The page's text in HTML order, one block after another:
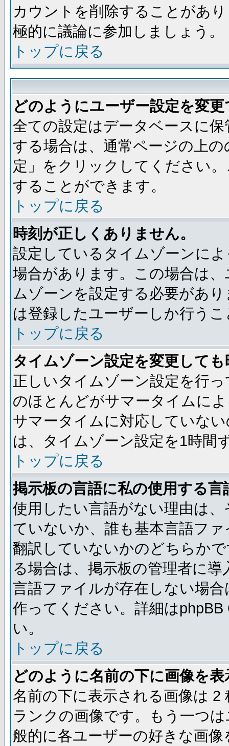
カウントを削除することがあ
極的に議論に参加しましょう。
トップに戻る
どのようにユーザー設定を変
全ての設定はデータベースに
する場合は、通常ページの上
定」をクリックしてください
することができます。
トップに戻る
時刻が正しくありません。
設定しているタイムゾーンに
場合があります。この場合は
ムゾーンを設定する必要があ
は登録したユーザーしか行う
トップに戻る
タイムゾーン設定を変更して
正しいタイムゾーン設定を行
のほとんどがサマータイムに
サマータイムに対応していな
は、タイムゾーン設定を1時間
トップに戻る
掲示板の言語に私の使用する
使用したい言語がない理由は
ていないか、誰も基本言語フ
翻訳していないかのどちらか
る場合は、掲示板の管理者に
言語ファイルが存在しない場
作ってください。詳細は
い。
トップに戻る
どのように名前の下に画像を
名前の下に表示される画像は
ランクの画像です。もう一つ
般的に各ユーザーの好きな画